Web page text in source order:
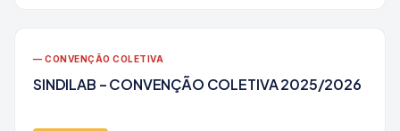
— CONVENÇÃO COLETIVA
SINDILAB – CONVENÇÃO COLETIVA 2025/2026